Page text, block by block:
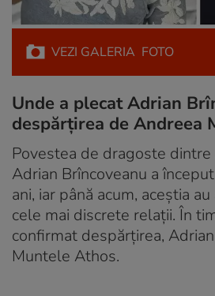
VEZI GALERIA FOTO
Unde a plecat Adrian
despărțirea de Andreea
Povestea de dragoste dintre
Adrian Brîncoveanu a
ani, iar până acum, aceștia
cele mai discrete relații. În
confirmat despărțirea,
Muntele Athos.